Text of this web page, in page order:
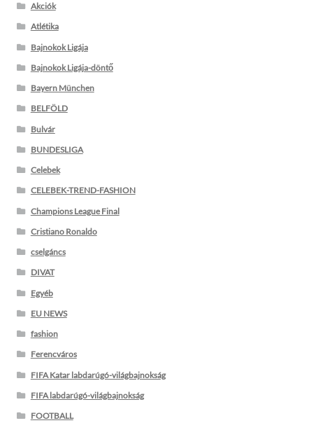
Akciók
Atlétika
Bajnokok Ligája
Bajnokok Ligája-döntő
Bayern München
BELFÖLD
Bulvár
BUNDESLIGA
Celebek
CELEBEK-TREND-FASHION
Champions League Final
Cristiano Ronaldo
cselgáncs
DIVAT
Egyéb
EU NEWS
fashion
Ferencváros
FIFA Katar labdarúgó-világbajnokság
FIFA labdarúgó-világbajnokság
FOOTBALL